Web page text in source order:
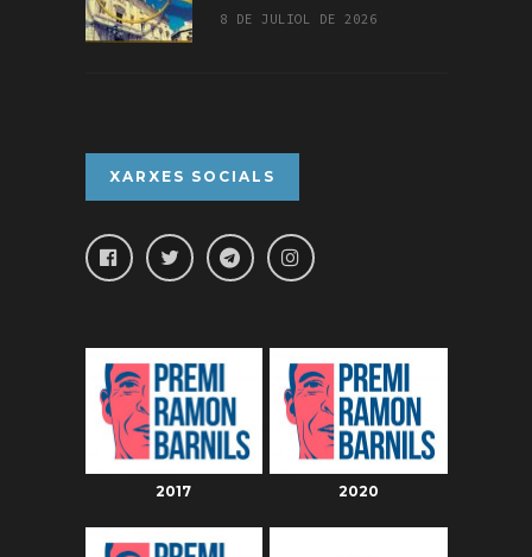
8 DE JULIOL DE 2026
XARXES SOCIALS
2017 2020